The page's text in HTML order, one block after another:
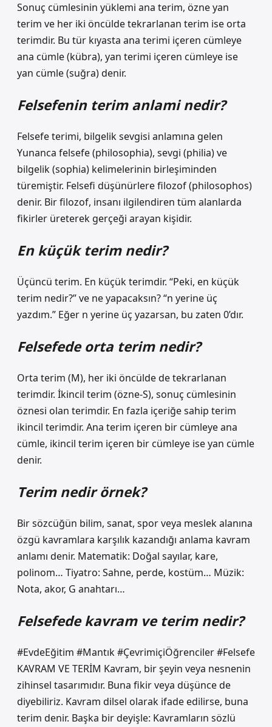
Sonuç cümlesinin yüklemi ana terim, özne yan
terim ve her iki öncülde tekrarlanan terim ise orta
terimdir. Bu tür kıyasta ana terimi içeren cümleye
ana cümle (kübra), yan terimi içeren cümleye ise
yan cümle (suğra) denir.
Felsefenin terim anlami nedir?
Felsefe terimi, bilgelik sevgisi anlamına gelen
Yunanca felsefe (philosophia), sevgi (philia) ve
bilgelik (sophia) kelimelerinin birleşiminden
türemiştir. Felsefi düşünürlere filozof (philosophos)
denir. Bir filozof, insanı ilgilendiren tüm alanlarda
fikirler üreterek gerçeği arayan kişidir.
En küçük terim nedir?
Üçüncü terim. En küçük terimdir. “Peki, en küçük
terim nedir?” ve ne yapacaksın? “n yerine üç
yazdım.” Eğer n yerine üç yazarsan, bu zaten 0’dır.
Felsefede orta terim nedir?
Orta terim (M), her iki öncülde de tekrarlanan
terimdir. İkincil terim (özne-S), sonuç cümlesinin
öznesi olan terimdir. En fazla içeriğe sahip terim
ikincil terimdir. Ana terim içeren bir cümleye ana
cümle, ikincil terim içeren bir cümleye ise yan cümle
denir.
Terim nedir örnek?
Bir sözcüğün bilim, sanat, spor veya meslek alanına
özgü kavramlara karşılık kazandığı anlama kavram
anlamı denir. Matematik: Doğal sayılar, kare,
polinom… Tiyatro: Sahne, perde, kostüm… Müzik:
Nota, akor, G anahtarı…
Felsefede kavram ve terim nedir?
#EvdeEğitim #Mantık #ÇevrimiçiÖğrenciler #Felsefe
KAVRAM VE TERİM Kavram, bir şeyin veya nesnenin
zihinsel tasarımıdır. Buna fikir veya düşünce de
diyebiliriz. Kavram dilsel olarak ifade edilirse, buna
terim denir. Başka bir deyişle: Kavramların sözlü